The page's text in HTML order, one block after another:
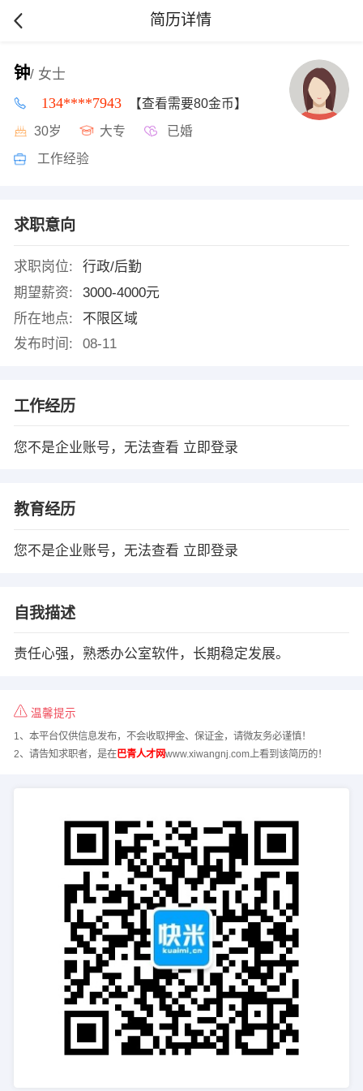
简历详情
钟/ 女士
134****7943 【查看需要80金币】
30岁 大专 已婚
工作经验
求职意向
求职岗位:
行政/后勤
期望薪资:
3000-4000元
所在地点:
不限区域
发布时间:
08-11
工作经历
您不是企业账号，无法查看 立即登录
教育经历
您不是企业账号，无法查看 立即登录
自我描述
责任心强，熟悉办公室软件，长期稳定发展。
温馨提示
1、本平台仅供信息发布，不会收取押金、保证金，请微友务必谨慎！
2、请告知求职者，是在巴青人才网www.xiwangnj.com上看到该简历的！